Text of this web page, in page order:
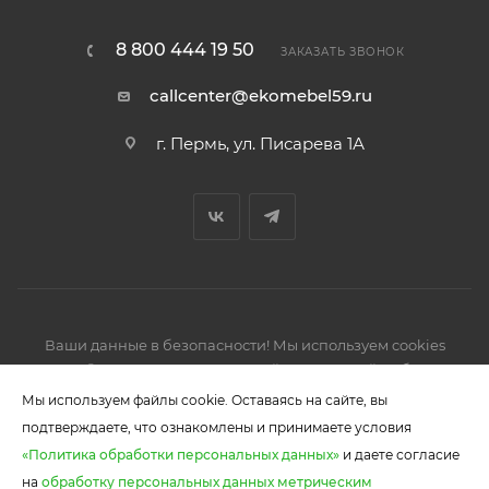
8 800 444 19 50 ЗАКАЗАТЬ ЗВОНОК
callcenter@ekomebel59.ru
г. Пермь, ул. Писарева 1А
Ваши данные в безопасности! Мы используем cookies
2026 © Производство кухонной и корпусной мебели,
шкафов-купе.
Мы используем файлы cookie. Оставаясь на сайте, вы
подтверждаете, что ознакомлены и принимаете условия
«Политика обработки персональных данных» и даете согласие
на обработку персональных данных метрическим